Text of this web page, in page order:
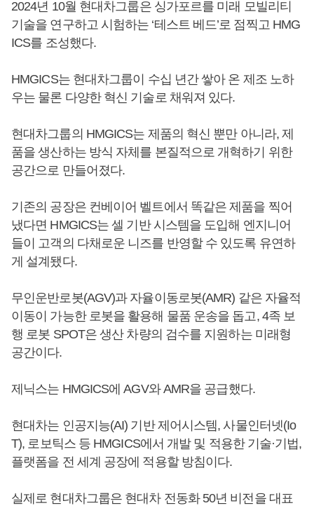
2024년 10월 현대차그룹은 싱가포르를 미래 모빌리티
기술을 연구하고 시험하는 ‘테스트 베드’로 점찍고 HMG
ICS를 조성했다.
HMGICS는 현대차그룹이 수십 년간 쌓아 온 제조 노하
우는 물론 다양한 혁신 기술로 채워져 있다.
현대차그룹의 HMGICS는 제품의 혁신 뿐만 아니라, 제
품을 생산하는 방식 자체를 본질적으로 개혁하기 위한
공간으로 만들어졌다.
기존의 공장은 컨베이어 벨트에서 똑같은 제품을 찍어
냈다면 HMGICS는 셀 기반 시스템을 도입해 엔지니어
들이 고객의 다채로운 니즈를 반영할 수 있도록 유연하
게 설계됐다.
무인운반로봇(AGV)과 자율이동로봇(AMR) 같은 자율적
이동이 가능한 로봇을 활용해 물품 운송을 돕고, 4족 보
행 로봇 SPOT은 생산 차량의 검수를 지원하는 미래형
공간이다.
제닉스는 HMGICS에 AGV와 AMR을 공급했다.
현대차는 인공지능(AI) 기반 제어시스템, 사물인터넷(Io
T), 로보틱스 등 HMGICS에서 개발 및 적용한 기술·기법,
플랫폼을 전 세계 공장에 적용할 방침이다.
실제로 현대차그룹은 현대차 전동화 50년 비전을 대표